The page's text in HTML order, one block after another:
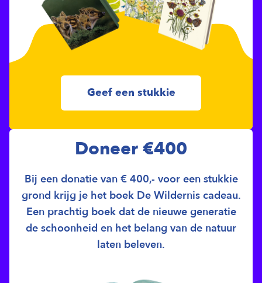
Geef een stukkie
Doneer €400
Bij een donatie van € 400,- voor een stukkie
grond krijg je het boek De Wildernis cadeau.
Een prachtig boek dat de nieuwe generatie
de schoonheid en het belang van de natuur
laten beleven.